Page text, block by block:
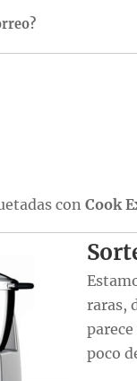
con Cook
raras,
poco